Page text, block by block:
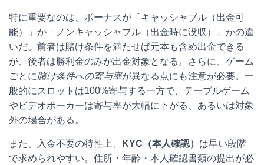
特に重要なのは、ボーナスが「キャッシャブル（出金可
能）」か「ノンキャッシャブル（出金時に没収）」かの違
いだ。前者は賭け条件を満たせば元本も含め出金できる
が、後者は勝利金のみが出金対象となる。さらに、ゲーム
ごとに賭け条件への寄与率が異なる点にも注意が必要。一
般的にスロットは100%寄与する一方で、テーブルゲーム
やビデオポーカーは寄与率が大幅に下がる、あるいは対象
外の場合がある。
また、入金不要の特性上、 KYC（本人確認） は早い段階
で求められやすい。住所・年齢・本人確認書類の提出が必